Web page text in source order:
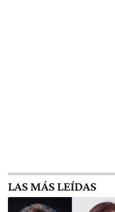
LAS MÁS LEÍDAS